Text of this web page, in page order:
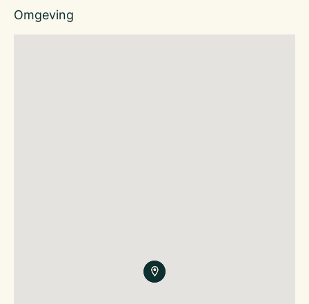
Omgeving